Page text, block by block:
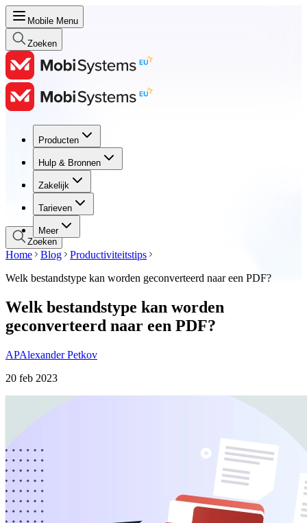
Mobile Menu
Zoeken
Producten
Hulp & Bronnen
Zakelijk
Tarieven
Meer
Producten
Hulp & Bronnen
Zakelijk
Tarieven
Zoeken
Home Blog
Productiviteitstips
Welk bestandstype kan worden geconverteerd naar een PDF?
Welk bestandstype kan worden
geconverteerd naar een PDF?
APAlexander Petkov
20 feb 2023